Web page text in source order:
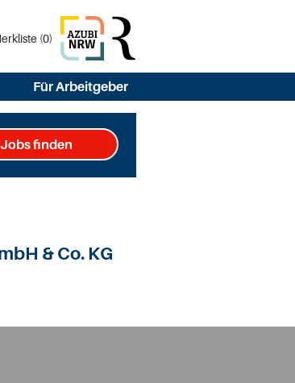
(0)
Für Arbeitgeber
Jobs finden
& Co. KG